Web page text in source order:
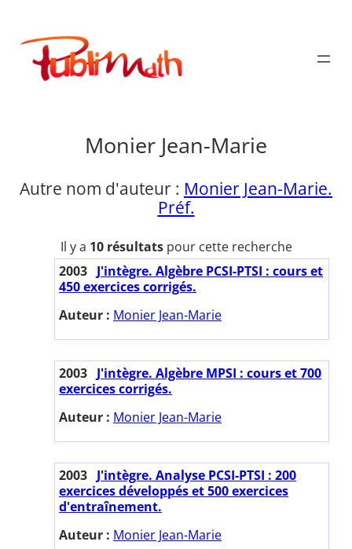
contenu
Publimath
Monier Jean-Marie
Autre nom d'auteur : Monier Jean-Marie.
Préf.
Il y a 10 résultatspour cette recherche
2003 J'intègre. Algèbre PCSI-PTSI : cours et
450 exercices corrigés.
Auteur : Monier Jean-Marie
2003 J'intègre. Algèbre MPSI : cours et 700
exercices corrigés.
Auteur : Monier Jean-Marie
2003 J'intègre. Analyse PCSI-PTSI : 200
exercices développés et 500 exercices
d'entraînement.
Auteur : Monier Jean-Marie